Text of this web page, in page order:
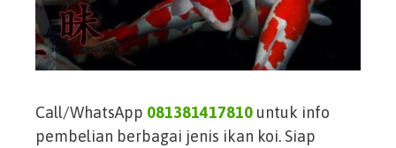
Call/WhatsApp 081381417810 untuk info
pembelian berbagai jenis ikan koi. Siap